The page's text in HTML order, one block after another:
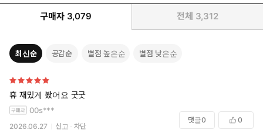
구매자 3,079 전체 3,312
최신순 공감순 별점 높은순 별점 낮은순
휴 재밌게 봤어요 굿굿
00s***
2026.06.27 신고 차단
댓글0 0